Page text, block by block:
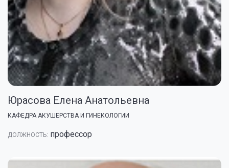
Юрасова Елена Анатольевна
КАФЕДРА АКУШЕРСТВА И ГИНЕКОЛОГИИ
ДОЛЖНОСТЬ: профессор